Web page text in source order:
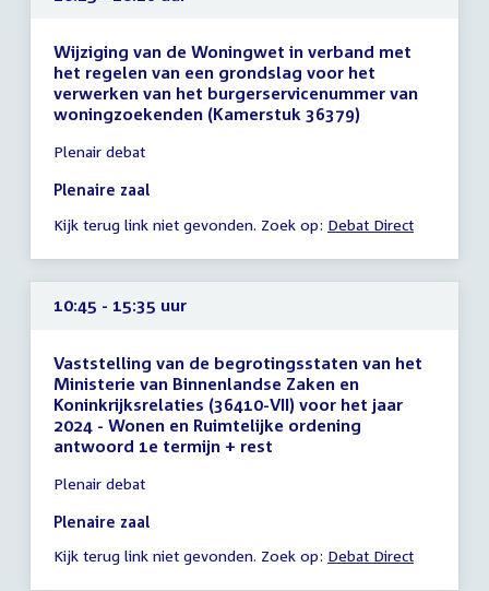
Wijziging van de Woningwet in verband met
het regelen van een grondslag voor het
verwerken van het burgerservicenummer van
woningzoekenden (Kamerstuk 36379)
vergadering
10:15
10:16
Plenair debat
Plenaire zaal
Kijk terug link niet gevonden. Zoek op: Debat Direct
10:45 - 15:35 uur
Vaststelling van de begrotingsstaten van het
Ministerie van Binnenlandse Zaken en
Koninkrijksrelaties (36410-VII) voor het jaar
2024 - Wonen en Ruimtelijke ordening
antwoord 1e termijn + rest
vergadering
10:45
15:35
Plenair debat
Plenaire zaal
Kijk terug link niet gevonden. Zoek op: Debat Direct